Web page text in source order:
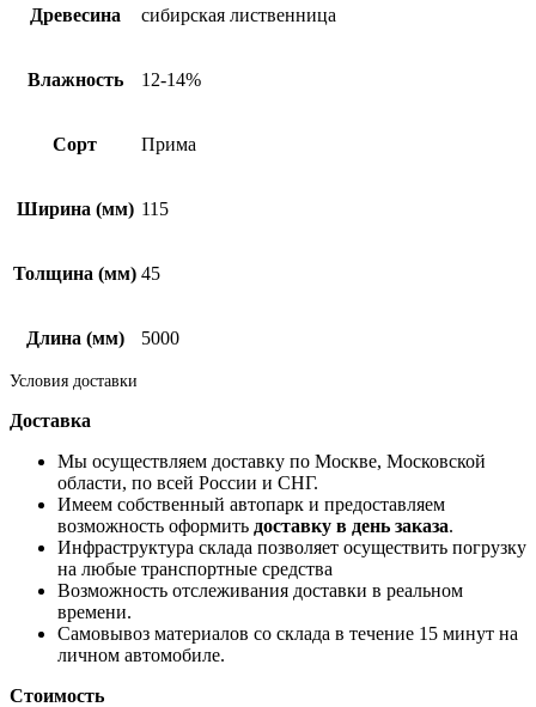
Древесина сибирская лиственница
Влажность 12-14%
Сорт Прима
Ширина (мм) 115
Толщина (мм) 45
Длина (мм) 5000
Условия доставки
Доставка
Мы осуществляем доставку по Москве, Московской
области, по всей России и СНГ.
Имеем собственный автопарк и предоставляем
возможность оформить доставку в день заказа.
Инфраструктура склада позволяет осуществить погрузку
на любые транспортные средства
Возможность отслеживания доставки в реальном
времени.
Самовывоз материалов со склада в течение 15 минут на
личном автомобиле.
Стоимость